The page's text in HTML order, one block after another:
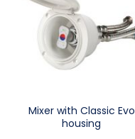
Mixer with Classic Evo
housing